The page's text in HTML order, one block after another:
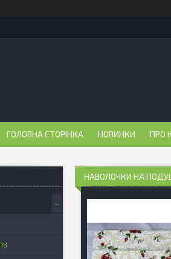
ГОЛОВНА СТОРІНКА НОВИНКИ ПРО
НАВОЛОЧКИ НА